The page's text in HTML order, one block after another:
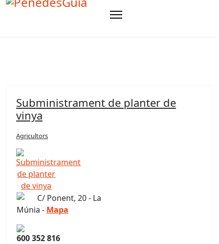
Subministrament de planter de
vinya
Agricultors
C/ Ponent, 20 - La
Múnia - Mapa
600 352 816